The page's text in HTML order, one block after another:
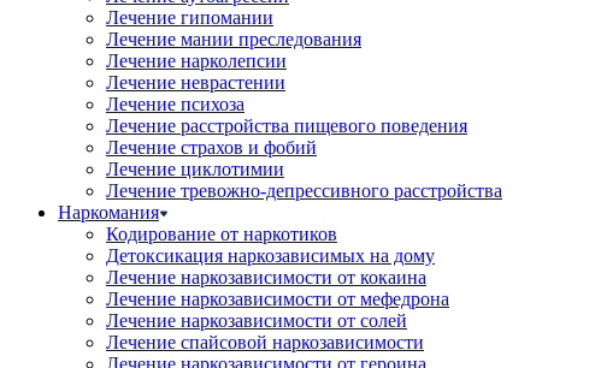
Лечение гипомании
Лечение мании преследования
Лечение нарколепсии
Лечение неврастении
Лечение психоза
Лечение расстройства пищевого поведения
Лечение страхов и фобий
Лечение циклотимии
Лечение тревожно-депрессивного расстройства
Наркомания
Кодирование от наркотиков
Детоксикация наркозависимых на дому
Лечение наркозависимости от кокаина
Лечение наркозависимости от мефедрона
Лечение наркозависимости от солей
Лечение спайсовой наркозависимости
Лечение наркозависимости от героина